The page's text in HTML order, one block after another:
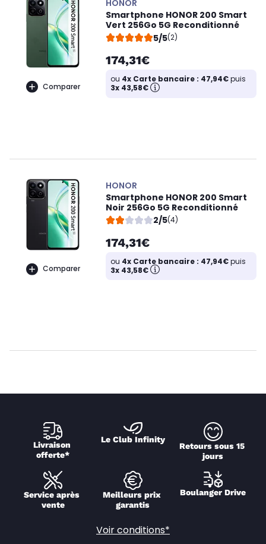
Comparer
HONOR
Smartphone HONOR 200 Smart
Vert 256Go 5G Reconditionné
5/5(2)
174,31€
ou 4x Carte bancaire : 47,94€puis
3x 43,58€
Comparer
HONOR
Smartphone HONOR 200 Smart
Noir 256Go 5G Reconditionné
2/5(4)
174,31€
ou 4x Carte bancaire : 47,94€puis
3x 43,58€
Livraison
offerte*
Le Club Infinity
Retours sous 15
jours
Service après
vente
Meilleurs prix
garantis
Boulanger Drive
Voir conditions*